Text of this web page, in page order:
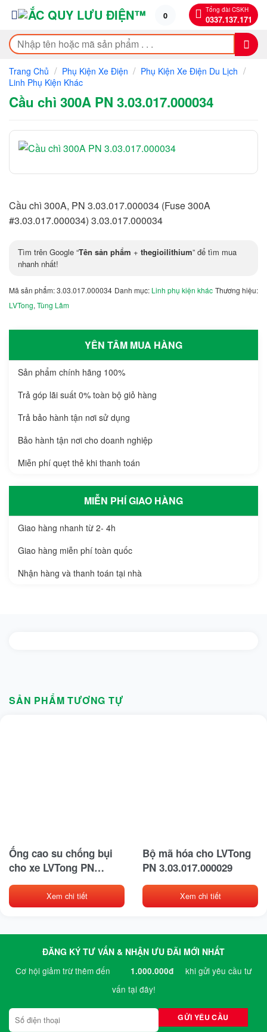
qua
nội
dung
0
Tổng đài CSKH
0337.137.171
Tìm
kiếm:
Trang Chủ / Phụ Kiện Xe Điện / Phụ Kiện Xe Điện Du Lịch /
Linh Phụ Kiện Khác
Cầu chì 300A PN 3.03.017.000034
Cầu chì 300A, PN 3.03.017.000034 (Fuse 300A
#3.03.017.000034) 3.03.017.000034
Tìm trên Google “Tên sản phẩm + thegioilithium” để tìm mua
nhanh nhất!
Mã sản phẩm:3.03.017.000034 Danh mục: Linh phụ kiện khác Thương hiệu:
LVTong, Tùng Lâm
YÊN TÂM MUA HÀNG
Sản phẩm chính hãng 100%
Trả góp lãi suất 0% toàn bộ giỏ hàng
Trả bảo hành tận nơi sử dụng
Bảo hành tận nơi cho doanh nghiệp
Miễn phí quẹt thẻ khi thanh toán
MIỄN PHÍ GIAO HÀNG
Giao hàng nhanh từ 2- 4h
Giao hàng miễn phí toàn quốc
Nhận hàng và thanh toán tại nhà
SẢN PHẨM TƯƠNG TỰ
Ống cao su chống bụi
cho xe LVTong PN
3.02.014.000032
Xem chi tiết
Bộ mã hóa cho LVTong
PN 3.03.017.000029
Xem chi tiết
ĐĂNG KÝ TƯ VẤN & NHẬN ƯU ĐÃI MỚI NHẤT
Cơ hội giảm trừ thêm đến
1.000.000đ
khi gửi yêu cầu tư
vấn tại đây!